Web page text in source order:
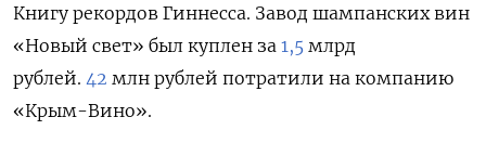
Книгу рекордов Гиннесса. Завод шампанских вин
«Новый свет» был куплен за 1,5 млрд
рублей. 42 млн рублей потратили на компанию
«Крым-Вино».